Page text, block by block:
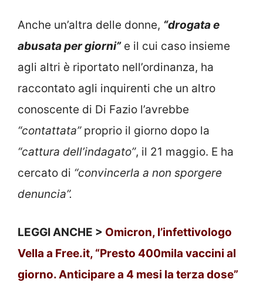
Anche un’altra delle donne, “drogata e
abusata per giorni” e il cui caso insieme
agli altri è riportato nell’ordinanza, ha
raccontato agli inquirenti che un altro
conoscente di Di Fazio l’avrebbe
“contattata”proprio il giorno dopo la
“cattura dell’indagato”, il 21 maggio. E ha
cercato di “convincerla a non sporgere
denuncia”.
LEGGI ANCHE > Omicron, l’infettivologo
Vella a Free.it, “Presto 400mila vaccini al
giorno. Anticipare a 4 mesi la terza dose”